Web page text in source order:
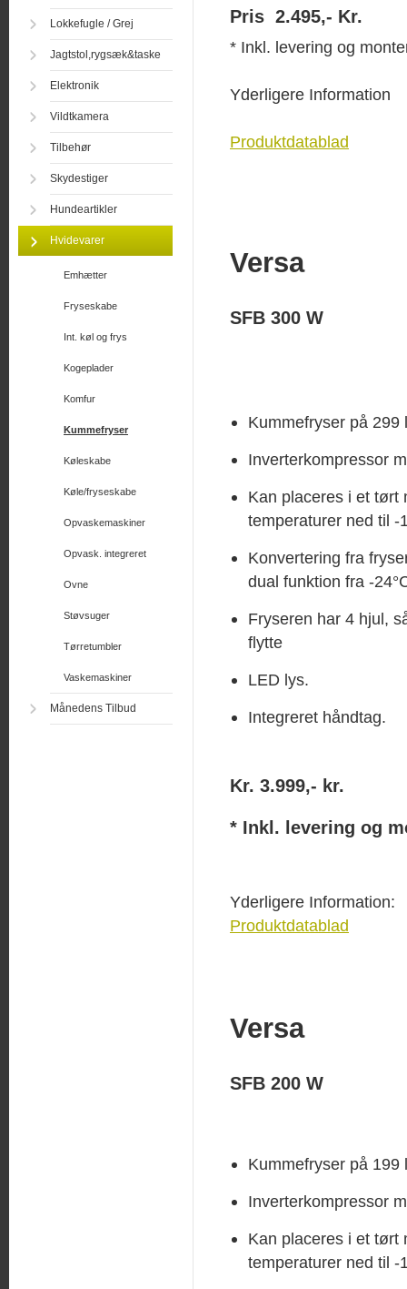
Lokkefugle / Grej
Jagtstol,rygsæk&taske
Elektronik
Vildtkamera
Tilbehør
Skydestiger
Hundeartikler
Hvidevarer
Emhætter
Fryseskabe
Int. køl og frys
Kogeplader
Komfur
Kummefryser
Køleskabe
Køle/fryseskabe
Opvaskemaskiner
Opvask. integreret
Ovne
Støvsuger
Tørretumbler
Vaskemaskiner
Månedens Tilbud
Pris 2.495,- Kr.
* Inkl. levering og
Yderligere Information
Produktdatablad
Versa
SFB 300 W
Kummefryser på 299
Inverterkompressor
Kan placeres i et tørt
temperaturer ned til -
Konvertering fra
dual funktion fra -
Fryseren har 4 hjul,
flytte
LED lys.
Integreret håndtag.
Kr. 3.999,- kr.
* Inkl. levering og
Yderligere Information:
Produktdatablad
Versa
SFB 200 W
Kummefryser på 199
Inverterkompressor
Kan placeres i et tørt
temperaturer ned til -